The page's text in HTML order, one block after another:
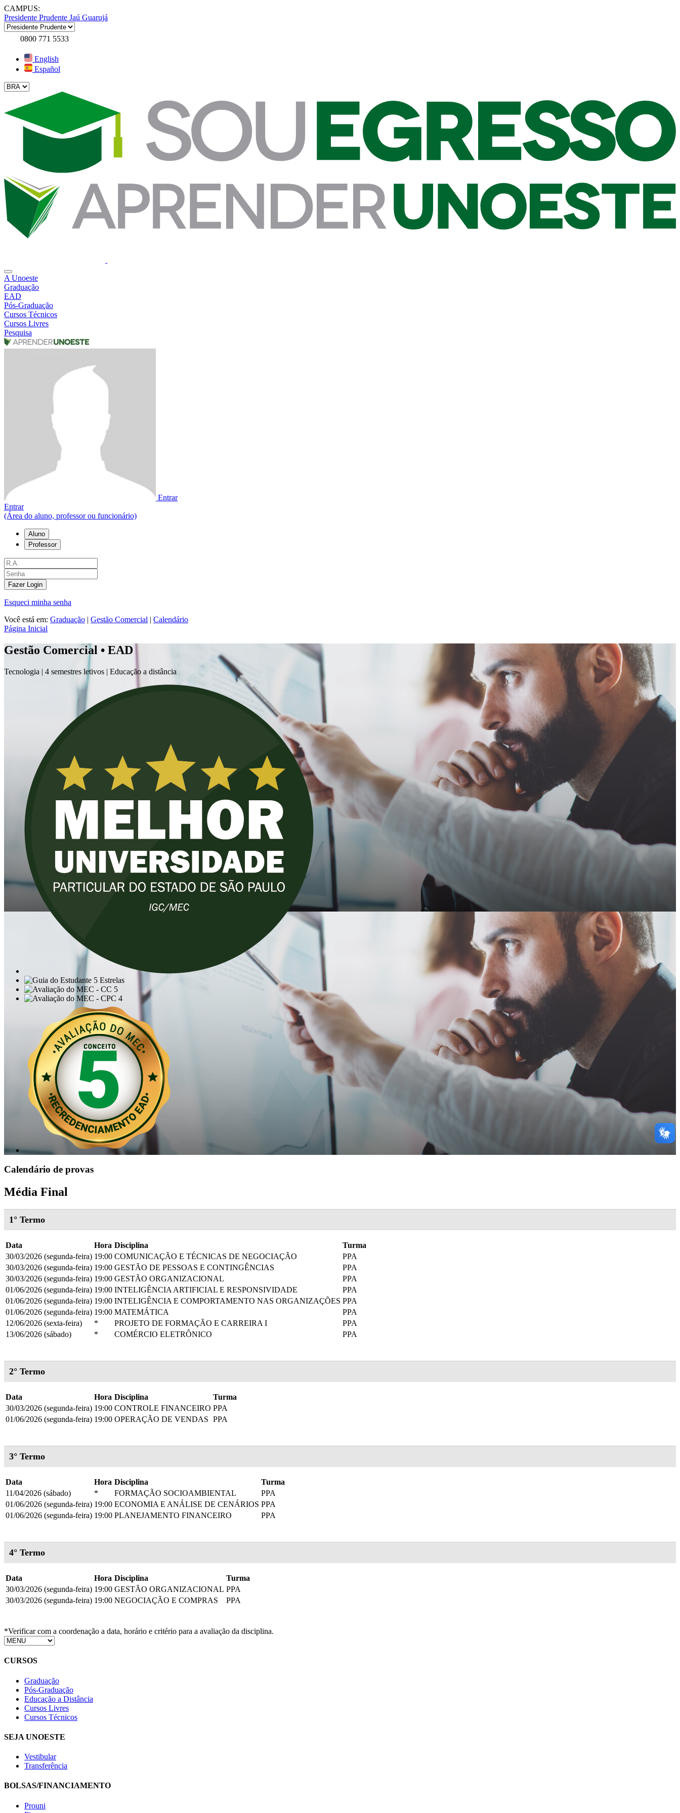
CAMPUS:
Presidente Prudente Jaú Guarujá
0800 771 5533
English
Español
A Unoeste
Graduação
EAD
Pós-Graduação
Cursos Técnicos
Cursos Livres
Pesquisa
Entrar
Entrar
(Área do aluno, professor ou funcionário)
Aluno
Professor
Fazer Login
Esqueci minha senha
Você está em: Graduação | Gestão Comercial | Calendário
Página Inicial
Gestão Comercial • EAD
Tecnologia | 4 semestres letivos | Educação a distância
Calendário de provas
Média Final
1° Termo
Data Hora Disciplina
Turma
30/03/2026 (segunda-feira) 19:00 COMUNICAÇÃO E TÉCNICAS DE NEGOCIAÇÃO
PPA
30/03/2026 (segunda-feira) 19:00 GESTÃO DE PESSOAS E CONTINGÊNCIAS
PPA
30/03/2026 (segunda-feira) 19:00 GESTÃO ORGANIZACIONAL
PPA
01/06/2026 (segunda-feira) 19:00 INTELIGÊNCIA ARTIFICIAL E RESPONSIVIDADE
PPA
01/06/2026 (segunda-feira) 19:00 INTELIGÊNCIA E COMPORTAMENTO NAS ORGANIZAÇÕES PPA
01/06/2026 (segunda-feira) 19:00 MATEMÁTICA
PPA
12/06/2026 (sexta-feira)
* PROJETO DE FORMAÇÃO E CARREIRA I
PPA
13/06/2026 (sábado)
* COMÉRCIO ELETRÔNICO PPA
2° Termo
Data Hora Disciplina
Turma
30/03/2026 (segunda-feira) 19:00 CONTROLE FINANCEIRO PPA
01/06/2026 (segunda-feira) 19:00 OPERAÇÃO DE VENDAS PPA
3° Termo
Data Hora Disciplina
Turma
11/04/2026 (sábado)
* FORMAÇÃO SOCIOAMBIENTAL
PPA
01/06/2026 (segunda-feira) 19:00 ECONOMIA E ANÁLISE DE CENÁRIOS PPA
01/06/2026 (segunda-feira) 19:00 PLANEJAMENTO FINANCEIRO PPA
4° Termo
Data Hora Disciplina
Turma
30/03/2026 (segunda-feira) 19:00 GESTÃO ORGANIZACIONAL PPA
30/03/2026 (segunda-feira) 19:00 NEGOCIAÇÃO E COMPRAS PPA
*Verificar com a coordenação a data, horário e critério para a avaliação da disciplina.
CURSOS
Graduação
Pós-Graduação
Educação a Distância
Cursos Livres
Cursos Técnicos
SEJA UNOESTE
Vestibular
Transferência
BOLSAS/FINANCIAMENTO
Prouni